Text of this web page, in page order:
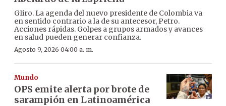
GIiro. La agenda del nuevo presidente de Colombia va
en sentido contrario a la de su antecesor, Petro.
Acciones rápidas. Golpes a grupos armados y avances
en salud pueden generar confianza.
Agosto 9, 2026 04:00 a. m.
Mundo
OPS emite alerta por brote de
sarampión en Latinoamérica